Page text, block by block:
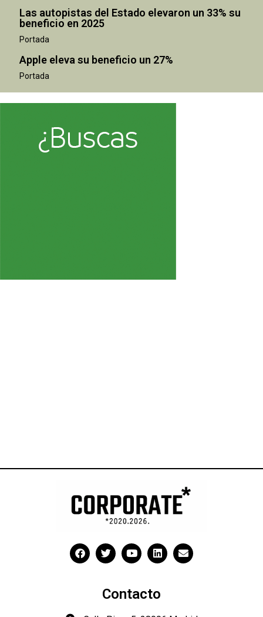
Las autopistas del Estado elevaron un 33% su
beneficio en 2025
Portada
Apple eleva su beneficio un 27%
Portada
Contacto